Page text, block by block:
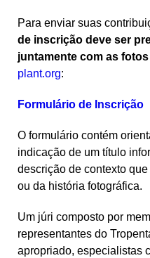
Para enviar suas
de inscrição deve ser
juntamente com as fotos
plant.org:
Formulário de Inscrição
O formulário contém
indicação de um título
descrição de contexto
ou da história fotográfica.
Um júri composto por
representantes do
apropriado, especialistas